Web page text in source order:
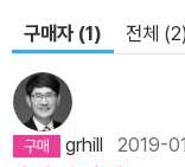
뿔곡선이 우리 일상
보낼 때, 위성 안테나
할 때 포물선 원리를
구매자 (1) 전체 (2)
grhill 2019-